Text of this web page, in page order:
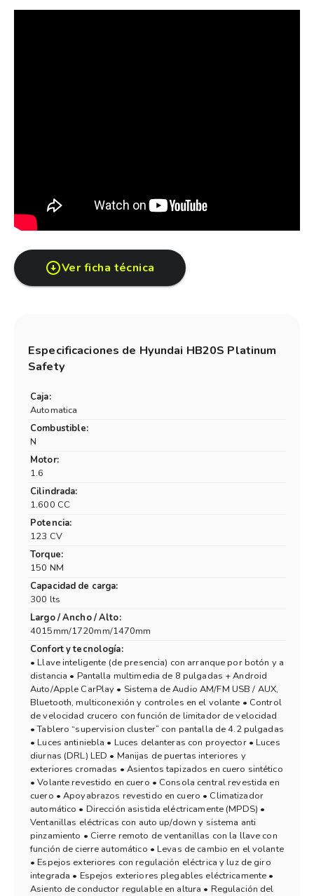
¡Te esperamos para que vivas la experiencia Hyundai!
Ver ficha técnica
Especificaciones de Hyundai HB20S Platinum
Safety
Caja:
Automatica
Combustible:
N
Motor:
1.6
Cilindrada:
1.600 CC
Potencia:
123 CV
Torque:
150 NM
Capacidad de carga:
300 lts
Largo / Ancho / Alto:
4015mm/1720mm/1470mm
Confort y tecnología:
• Llave inteligente (de presencia) con arranque por botón y a
distancia • Pantalla multimedia de 8 pulgadas + Android
Auto/Apple CarPlay • Sistema de Audio AM/FM USB / AUX,
Bluetooth, multiconexión y controles en el volante • Control
de velocidad crucero con función de limitador de velocidad
• Tablero “supervision cluster” con pantalla de 4.2 pulgadas
• Luces antiniebla • Luces delanteras con proyector • Luces
diurnas (DRL) LED • Manijas de puertas interiores y
exteriores cromadas • Asientos tapizados en cuero sintético
• Volante revestido en cuero • Consola central revestida en
cuero • Apoyabrazos revestido en cuero • Climatizador
automático • Dirección asistida eléctricamente (MPDS) •
Ventanillas eléctricas con auto up/down y sistema anti
pinzamiento • Cierre remoto de ventanillas con la llave con
función de cierre automático • Levas de cambio en el volante
• Espejos exteriores con regulación eléctrica y luz de giro
integrada • Espejos exteriores plegables eléctricamente •
Asiento de conductor regulable en altura • Regulación del